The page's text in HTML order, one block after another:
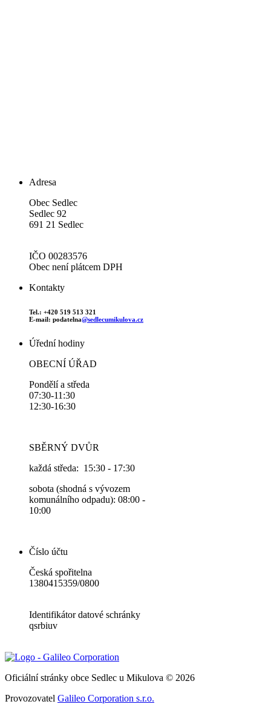
Adresa
Obec Sedlec
Sedlec 92
691 21 Sedlec
IČO 00283576
Obec není plátcem DPH
Kontakty
Tel.: +420 519 513 321
E-mail: podatelna@sedlecumikulova.cz
Úřední hodiny
OBECNÍ ÚŘAD
Pondělí a středa
07:30-11:30
12:30-16:30
SBĚRNÝ DVŮR
každá středa: 15:30 - 17:30
sobota (shodná s vývozem
komunálního odpadu): 08:00 -
10:00
Číslo účtu
Česká spořitelna
1380415359/0800
Identifikátor datové schránky
qsrbiuv
Oficiální stránky obce Sedlec u Mikulova © 2026
Provozovatel Galileo Corporation s.r.o.